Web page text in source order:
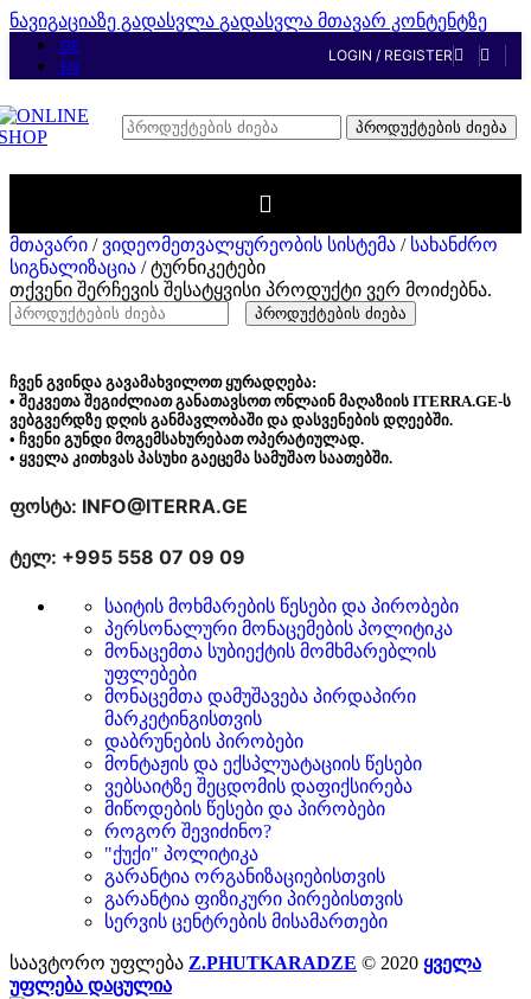
ნავიგაციაზე გადასვლა გადასვლა მთავარ კონტენტზე
GE
EN
LOGIN / REGISTER
პროდუქტების ძიება
მთავარი / ვიდეომეთვალყურეობის სისტემა / სახანძრო
სიგნალიზაცია / ტურნიკეტები
თქვენი შერჩევის შესატყვისი პროდუქტი ვერ მოიძებნა.
პროდუქტების ძიება
ჩვენ გვინდა გავამახვილოთ ყურადღება:
• შეკვეთა შეგიძლიათ განათავსოთ ონლაინ მაღაზიის ITERRA.GE-ს
ვებგვერდზე დღის განმავლობაში და დასვენების დღეებში.
• ჩვენი გუნდი მოგემსახურებათ ოპერატიულად.
• ყველა კითხვას პასუხი გაეცემა სამუშაო საათებში.
ფოსტა: INFO@ITERRA.GE
ტელ: +995 558 07 09 09
საიტის მოხმარების წესები და პირობები
პერსონალური მონაცემების პოლიტიკა
მონაცემთა სუბიექტის მომხმარებლის
უფლებები
მონაცემთა დამუშავება პირდაპირი
მარკეტინგისთვის
დაბრუნების პირობები
მონტაჟის და ექსპლუატაციის წესები
ვებსაიტზე შეცდომის დაფიქსირება
მიწოდების წესები და პირობები
როგორ შევიძინო?
"ქუქი" პოლიტიკა
გარანტია ორგანიზაციებისთვის
გარანტია ფიზიკური პირებისთვის
სერვის ცენტრების მისამართები
საავტორო უფლება Z.PHUTKARADZE © 2020 ყველა
უფლება დაცულია